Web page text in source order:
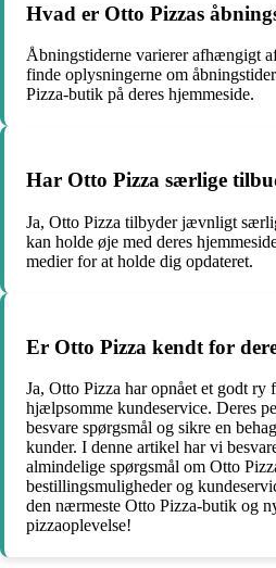
Hvad er Otto Pizzas
Åbningstiderne varierer afhængigt
finde oplysningerne om
Pizza-butik på deres hjemmeside.
Har Otto Pizza særlige
Ja, Otto Pizza tilbyder jævnligt
kan holde øje med deres
medier for at holde dig opdateret.
Er Otto Pizza kendt for
Ja, Otto Pizza har opnået et godt ry
hjælpsomme kundeservice. Deres
besvare spørgsmål og sikre en
kunder. I denne artikel har vi
almindelige spørgsmål om Otto
bestillingsmuligheder og
den nærmeste Otto Pizza-butik og
pizzaoplevelse!